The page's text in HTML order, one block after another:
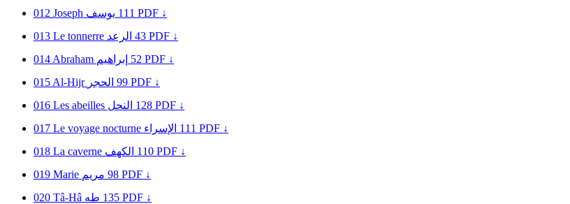
012 Joseph يوسف 111 PDF ↓
013 Le tonnerre الرعد 43 PDF ↓
014 Abraham إبراهيم 52 PDF ↓
015 Al-Hijr الحجر 99 PDF ↓
016 Les abeilles النحل 128 PDF ↓
017 Le voyage nocturne الإسراء 111 PDF ↓
018 La caverne الكهف 110 PDF ↓
019 Marie مريم 98 PDF ↓
020 Tâ-Hâ طه 135 PDF ↓